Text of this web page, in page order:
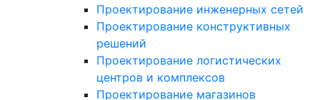
Проектирование инженерных сетей
Проектирование конструктивных
решений
Проектирование логистических
центров и комплексов
Проектирование магазинов